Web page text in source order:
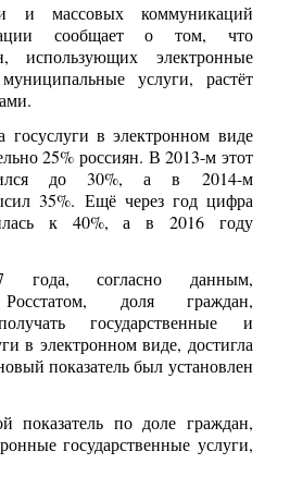
и массовых коммуникаций
сообщает о том, что
использующих электронные
услуги, растёт
в электронном виде
25% россиян. В 2013-м этот
до 30%, а в 2014-м
35%. Ещё через год цифра
к 40%, а в 2016 году
согласно данным,
Росстатом, доля граждан,
государственные и
в электронном виде, достигла
показатель был установлен
показатель по доле граждан,
государственные услуги,